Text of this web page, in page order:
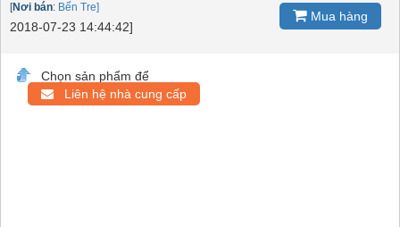
[Nơi bán: Bến Tre]
2018-07-23 14:44:42]
Mua hàng
Chọn sản phẩm để
Liên hệ nhà cung cấp